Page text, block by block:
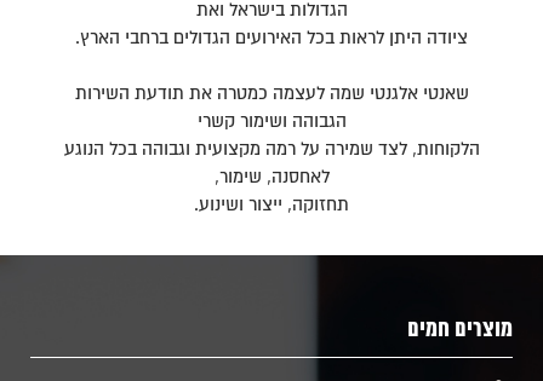
הגדולות בישראל ואת
ציודה היתן לראות בכל האירועים הגדולים ברחבי הארץ.
שאנטי אלגנטי שמה לעצמה כמטרה את תודעת השירות
הגבוהה ושימור קשרי
הלקוחות, לצד שמירה על רמה מקצועית וגבוהה בכל הנוגע
לאחסנה, שימור,
תחזוקה, ייצור ושינוע.
מוצרים חמים